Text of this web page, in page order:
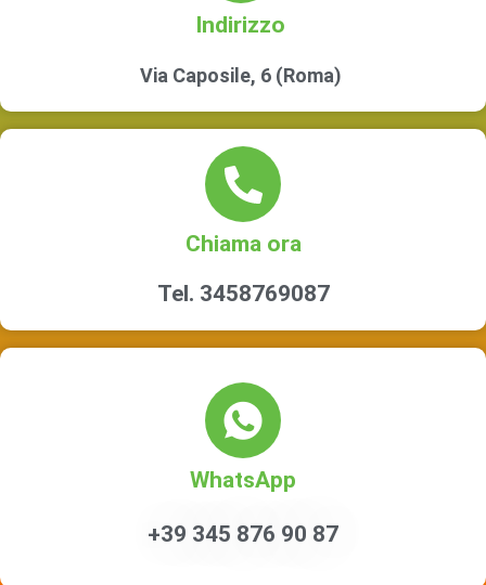
Indirizzo
Via Caposile, 6 (Roma)
Chiama ora
Tel. 3458769087
WhatsApp
+39 345 876 90 87